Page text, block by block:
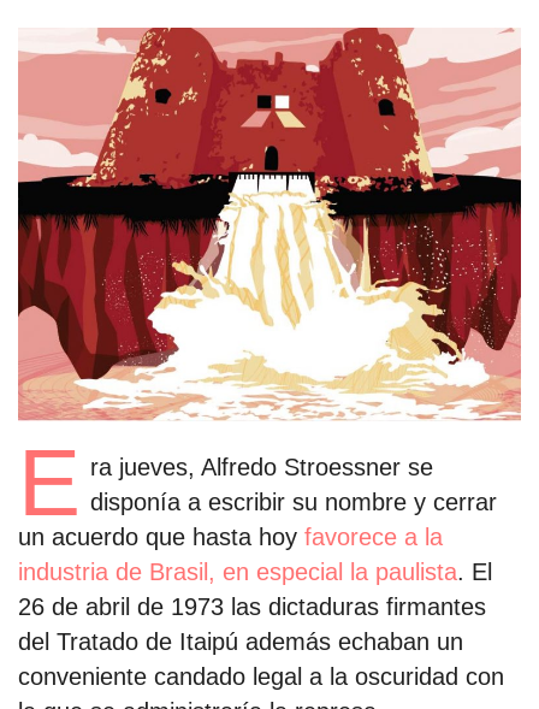
invasores vip
estronismo climático
escuelas fumigadas
historia de las mujeres
patria contratista
plan del terror
consumo ilustrado
surti impreso
E ra jueves, Alfredo Stroessner se
disponía a escribir su nombre y cerrar
un acuerdo que hasta hoy favorece a la
industria de Brasil, en especial la paulista. El
26 de abril de 1973 las dictaduras firmantes
del Tratado de Itaipú además echaban un
conveniente candado legal a la oscuridad con